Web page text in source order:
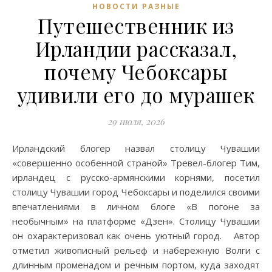
НОВОСТИ РАЗНЫЕ
Путешественник из
Ирландии рассказал,
почему Чебоксары
удивили его до мурашек
29 июля, 2026
Ирландский блогер назвал столицу Чувашии
«совершенно особенной страной» Тревел-блогер Тим,
ирландец с русско-армянскими корнями, посетил
столицу Чувашии город Чебоксары и поделился своими
впечатлениями в личном блоге «В погоне за
необычным» на платформе «Дзен». Столицу Чувашии
он охарактеризовал как очень уютный город. Автор
отметил живописный рельеф и набережную Волги с
длинным променадом и речным портом, куда заходят